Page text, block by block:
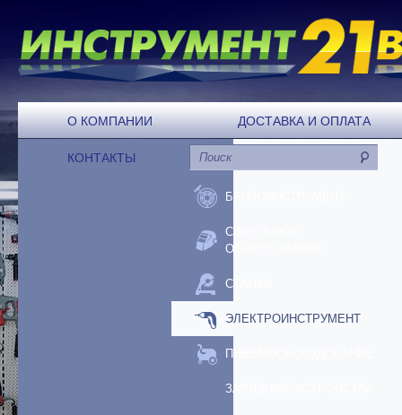
О КОМПАНИИ ДОСТАВКА И ОПЛАТА
КОНТАКТЫ
БЕНЗОИНСТРУМЕНТ
СВАРОЧНОЕ
ОБОРУДОВАНИЕ
СТАНКИ
ЭЛЕКТРОИНСТРУМЕНТ
ПНЕВМООБОРУДОВАНИЕ
ЗАРЯДНЫЕ УСТРОЙСТВА